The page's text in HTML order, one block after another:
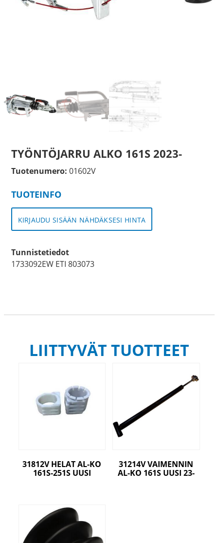
TYÖNTÖJARRU ALKO 161S 2023-
Tuotenumero: 01602V
TUOTEINFO
KIRJAUDU SISÄÄN NÄHDÄKSESI HINTA
Tunnistetiedot
1733092EW ETI 803073
LIITTYVÄT TUOTTEET
31812V HELAT AL-KO
161S-251S UUSI
31214V VAIMENNIN
AL-KO 161S UUSI 23-